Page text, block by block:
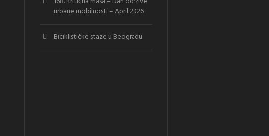
urbane mobilnosti – April 2026
Biciklističke staze u Beogradu